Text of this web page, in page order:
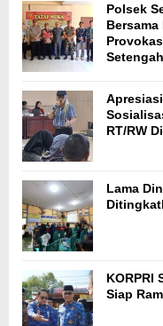
Polsek
RT/RW
Lama
KORPRI
Siap